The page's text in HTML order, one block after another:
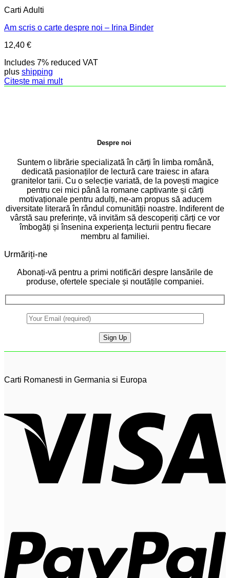
Carti Adulti
Am scris o carte despre noi – Irina Binder
12,40 €
Includes 7% reduced VAT
plus shipping
Citește mai mult
Despre noi
Suntem o librărie specializată în cărți în limba română,
dedicată pasionaților de lectură care traiesc in afara
granitelor tarii. Cu o selecție variată, de la povești magice
pentru cei mici până la romane captivante și cărți
motivaționale pentru adulți, ne-am propus să aducem
diversitate literară în rândul comunității noastre. Indiferent de
vârstă sau preferințe, vă invităm să descoperiți cărți ce vor
îmbogăți și însenina experiența lecturii pentru fiecare
membru al familiei.
Urmăriți-ne
Abonați-vă pentru a primi notificări despre lansările de
produse, ofertele speciale și noutățile companiei.
Carti Romanesti in Germania si Europa